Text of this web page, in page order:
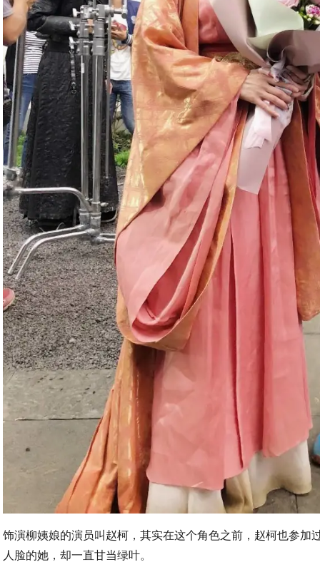
饰演柳姨娘的演员叫赵柯，其实在这个角色之前，赵柯也参
人脸的她，却一直甘当绿叶。